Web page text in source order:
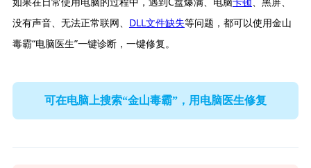
没有声音、无法正常联网、 DLL文件缺失等问题，都可以使用金山
毒霸“电脑医生”一键诊断，一键修复。
可在电脑上搜索“金山毒霸”，用电脑医生修复